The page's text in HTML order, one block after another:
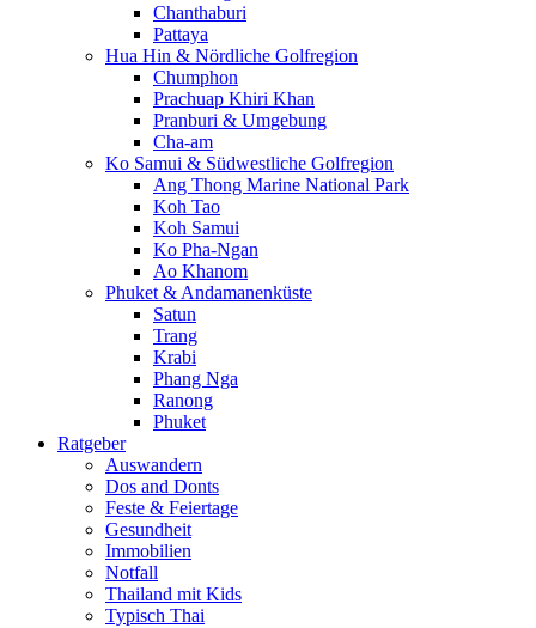
Chanthaburi
Pattaya
Hua Hin & Nördliche Golfregion
Chumphon
Prachuap Khiri Khan
Pranburi & Umgebung
Cha-am
Ko Samui & Südwestliche Golfregion
Ang Thong Marine National Park
Koh Tao
Koh Samui
Ko Pha-Ngan
Ao Khanom
Phuket & Andamanenküste
Satun
Trang
Krabi
Phang Nga
Ranong
Phuket
Ratgeber
Auswandern
Dos and Donts
Feste & Feiertage
Gesundheit
Immobilien
Notfall
Thailand mit Kids
Typisch Thai